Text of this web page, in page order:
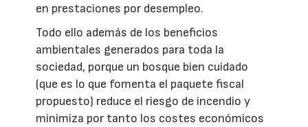
en prestaciones por desempleo.
Todo ello además de los beneficios
ambientales generados para toda la
sociedad, porque un bosque bien cuidado
(que es lo que fomenta el paquete fiscal
propuesto) reduce el riesgo de incendio y
minimiza por tanto los costes económicos